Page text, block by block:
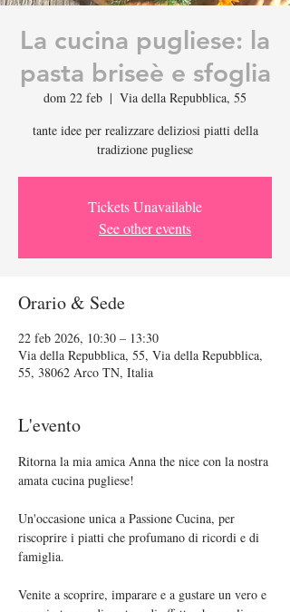
La cucina pugliese: la
pasta briseè e sfoglia
dom 22 feb
  |
Via della Repubblica, 55
tante idee per realizzare deliziosi piatti della
tradizione pugliese
Tickets Unavailable
See other events
Orario & Sede
22 feb 2026, 10:30 – 13:30
Via della Repubblica, 55, Via della Repubblica,
55, 38062 Arco TN, Italia
L'evento
Ritorna la mia amica Anna the nice con la nostra
amata cucina pugliese!
Un'occasione unica a Passione Cucina, per
riscoprire i piatti che profumano di ricordi e di
famiglia.
Venite a scoprire, imparare e a gustare un vero e